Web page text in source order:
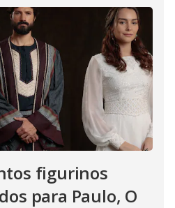
figurinos
para Paulo, O